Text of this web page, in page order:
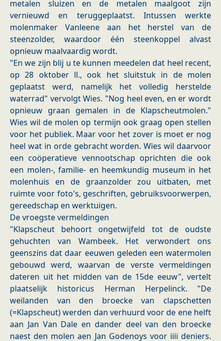
metalen sluizen en de metalen maalgoot zijn
vernieuwd en teruggeplaatst. Intussen werkte
molenmaker Vanleene aan het herstel van de
steenzolder, waardoor één steenkoppel alvast
opnieuw maalvaardig wordt.
"En we zijn blij u te kunnen meedelen dat heel recent,
op 28 oktober ll., ook het sluitstuk in de molen
geplaatst werd, namelijk het volledig herstelde
waterrad" vervolgt Wies. "Nog heel even, en er wordt
opnieuw graan gemalen in de Klapscheutmolen."
Wies wil de molen op termijn ook graag open stellen
voor het publiek. Maar voor het zover is moet er nog
heel wat in orde gebracht worden. Wies wil daarvoor
een coöperatieve vennootschap oprichten die ook
een molen-, familie- en heemkundig museum in het
molenhuis en de graanzolder zou uitbaten, met
ruimte voor foto's, geschriften, gebruiksvoorwerpen,
gereedschap en werktuigen.
De vroegste vermeldingen
"Klapscheut behoort ongetwijfeld tot de oudste
gehuchten van Wambeek. Het verwondert ons
geenszins dat daar eeuwen geleden een watermolen
gebouwd werd, waarvan de verste vermeldingen
dateren uit het midden van de 15de eeuw", vertelt
plaatselijk historicus Herman Herpelinck. "De
weilanden van den broecke van clapschetten
(=Klapscheut) werden dan verhuurd voor de ene helft
aan Jan Van Dale en dander deel van den broecke
naest den molen aen Jan Godenoys voor iiii deniers.